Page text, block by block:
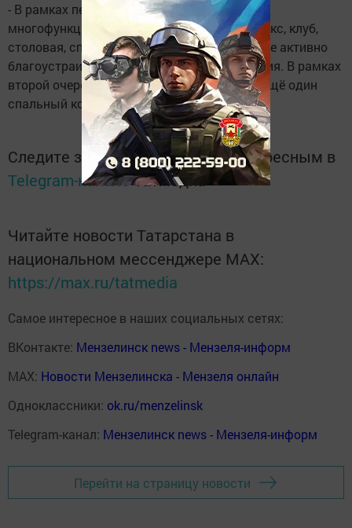
- В рамках первой очереди возведены
многофункциональный спортивный комплекс, клуб,
столовая, спальный корпус для детей. Также активно
благоустраивается прилегающая территория. В рамках
второй очереди будет построен бассейн и ещё один
спальный корпус, — сообщила она.
Следите за самым важным и интересным в
Telegram-каналеТатмедиа
Читайте новости Татарстана в
национальном мессенджере MАХ:
https://max.ru/tatmedia
Самое интересное в наших социальных сетях:
ВКонтакте: Мензелинск news - Мензеля-информ
MAX: Новости Мензелинска - Мензеля онлайн
Одноклассники: ok.ru/menzelinsk
Telegram-канал: Мензелинск news - Мензеля-информ
Перейти на страницу новости